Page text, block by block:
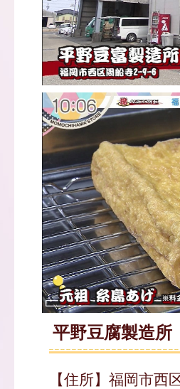
平野豆腐製造所
【住所】福岡市西